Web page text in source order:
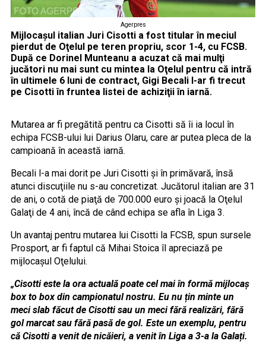
Agerpres
Mijlocaşul italian Juri Cisotti a fost titular în meciul
pierdut de Oţelul pe teren propriu, scor 1-4, cu FCSB.
După ce Dorinel Munteanu a acuzat că mai mulţi
jucători nu mai sunt cu mintea la Oţelul pentru că intră
în ultimele 6 luni de contract, Gigi Becali l-ar fi trecut
pe Cisotti în fruntea listei de achiziţii în iarnă.
Mutarea ar fi pregătită pentru ca Cisotti să îi ia locul în
echipa FCSB-ului lui Darius Olaru, care ar putea pleca de la
campioană în această iarnă.
Becali l-a mai dorit pe Juri Cisotti şi în primăvară, însă
atunci discuţiile nu s-au concretizat. Jucătorul italian are 31
de ani, o cotă de piaţă de 700.000 euro şi joacă la Oţelul
Galaţi de 4 ani, încă de când echipa se afla în Liga 3.
Un avantaj pentru mutarea lui Cisotti la FCSB, spun sursele
Prosport, ar fi faptul că Mihai Stoica îl apreciază pe
mijlocaşul Oţelului.
„Cisotti este la ora actuală poate cel mai în formă mijlocaș
box to box din campionatul nostru. Eu nu țin minte un
meci slab făcut de Cisotti sau un meci fără realizări, fără
gol marcat sau fără pasă de gol. Este un exemplu, pentru
că Cisotti a venit de nicăieri, a venit în Liga a 3-a la Galați.